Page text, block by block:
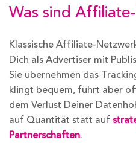
Was sind
Klassische Affiliate-
Dich als Advertiser mit
Sie übernehmen das
klingt bequem, führt aber
dem Verlust Deiner
auf Quantität statt auf
Partnerschaften.